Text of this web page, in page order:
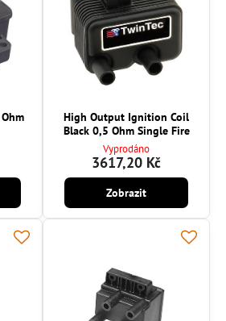
High Output Ignition Coil
Black 0,5 Ohm Single Fire
Vyprodáno
3617,20 Kč
Zobrazit